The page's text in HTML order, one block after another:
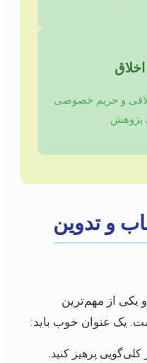
و حریم خصوصی
پژوهش.
و تدوین
یکی از مهم‌ترین
یک عنوان خوب باید:
کلی‌گویی پرهیز کنید.